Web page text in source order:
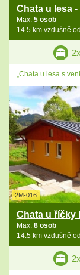
Chata u lesa
Max. 5 osob
14.5 km vzdušně
2x
„Chata u lesa s
2M-016
Chata u říčky
Max. 8 osob
14.5 km vzdušně
2x